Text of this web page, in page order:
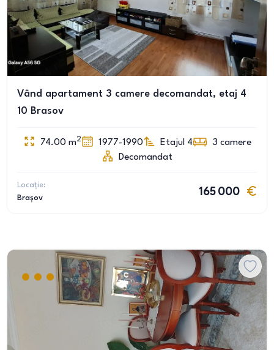
Vând apartament 3 camere decomandat, etaj 4
10 Brasov
74.00 m2 1977-1990 Etajul 4 3 camere
Decomandat
Locație:
Brașov
165 000